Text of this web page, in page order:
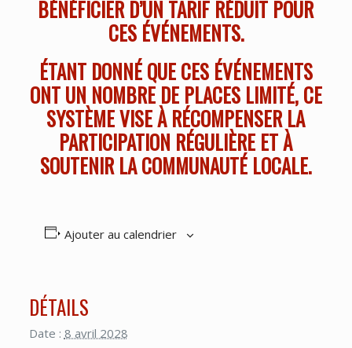
BÉNÉFICIER D’UN TARIF RÉDUIT POUR
CES ÉVÉNEMENTS.
ÉTANT DONNÉ QUE CES ÉVÉNEMENTS
ONT UN NOMBRE DE PLACES LIMITÉ, CE
SYSTÈME VISE À RÉCOMPENSER LA
PARTICIPATION RÉGULIÈRE ET À
SOUTENIR LA COMMUNAUTÉ LOCALE.
Ajouter au calendrier
DÉTAILS
Date : 8 avril 2028